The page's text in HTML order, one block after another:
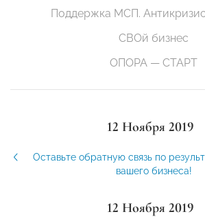
Поддержка МСП.
СВОй бизнес
ОПОРА — СТАРТ
12 Ноября 2019
Оставьте обратную связь по
вашего бизнеса!
12 Ноября 2019